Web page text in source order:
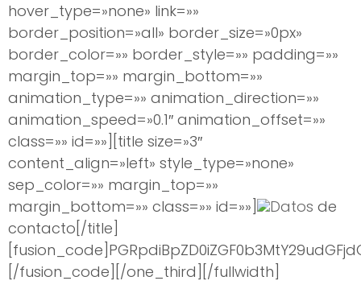
hover_type=»none» link=»»
border_position=»all» border_size=»0px»
border_color=»» border_style=»» padding=»»
margin_top=»» margin_bottom=»»
animation_type=»» animation_direction=»»
animation_speed=»0.1″ animation_offset=»»
class=»» id=»»][title size=»3″
content_align=»left» style_type=»none»
sep_color=»» margin_top=»»
margin_bottom=»» class=»» id=»»]
Datos de
contacto[/title]
[/fusion_code][/one_third][/fullwidth]